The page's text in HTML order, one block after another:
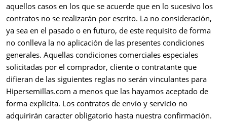
aquellos casos en los que se acuerde que en lo sucesivo los
contratos no se realizarán por escrito. La no consideración,
ya sea en el pasado o en futuro, de este requisito de forma
no conlleva la no aplicación de las presentes condiciones
generales. Aquellas condiciones comerciales especiales
solicitadas por el comprador, cliente o contratante que
difieran de las siguientes reglas no serán vinculantes para
Hipersemillas.com a menos que las hayamos aceptado de
forma explícita. Los contratos de envío y servicio no
adquirirán caracter obligatorio hasta nuestra confirmación.